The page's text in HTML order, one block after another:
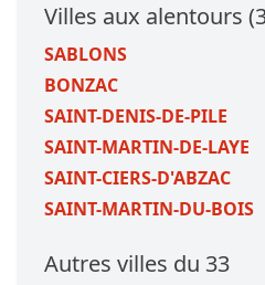
Villes aux alentours
SABLONS
BONZAC
SAINT-DENIS-DE-PILE
SAINT-MARTIN-DE-LAYE
SAINT-CIERS-D'ABZAC
SAINT-MARTIN-DU-BOIS
Autres villes du 33